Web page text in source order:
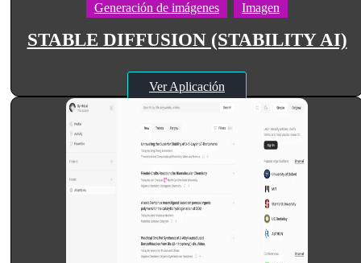
Generación de imágenes Imagen
STABLE DIFFUSION (STABILITY AI)
Ver Aplicación